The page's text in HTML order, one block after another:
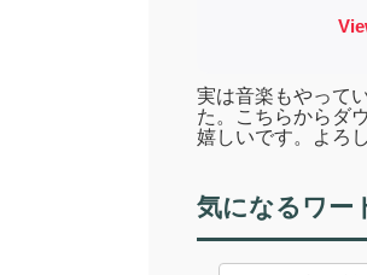
実は音楽もやって
た。こちらからダ
嬉しいです。よろ
気になるワー